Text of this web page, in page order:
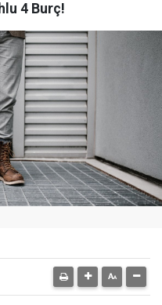
4 Burç!